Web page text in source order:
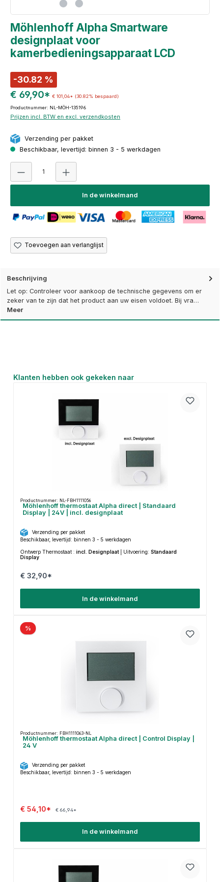
Möhlenhoff Alpha Smartware
designplaat voor
kamerbedieningsapparaat LCD
-30.82 %
€ 69,90* € 101,04* (30.82% bespaard)
Productnummer: NL-MÖH-135196
Prijzen incl. BTW en excl. verzendkosten
Verzending per pakket
Beschikbaar, levertijd: binnen 3 - 5 werkdagen
In de winkelmand
Toevoegen aan verlanglijst
Beschrijving
Let op: Controleer voor aankoop de technische gegevens om er
zeker van te zijn dat het product aan uw eisen voldoet. Bij vra…
Meer
Productgalerij overslaan
Klanten hebben ook gekeken naar
Productnummer: NL-FBH1111056
Möhlenhoff thermostaat Alpha direct | Standaard
Display | 24V | incl. designplaat
Verzending per pakket
Beschikbaar, levertijd: binnen 3 - 5 werkdagen
Ontwerp Thermostaat : incl. Designplaat Uitvoering: Standaard
Display
€ 32,90*
In de winkelmand
%
Productnummer: FBH1111063-NL
Möhlenhoff thermostaat Alpha direct | Control Display |
24 V
Verzending per pakket
Beschikbaar, levertijd: binnen 3 - 5 werkdagen
€ 54,10* € 66,94*
In de winkelmand